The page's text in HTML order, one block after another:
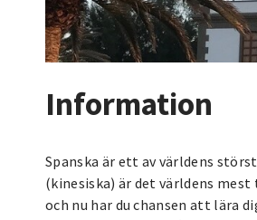
Information
Spanska är ett av världens
(kinesiska) är det världens
och nu har du chansen att lära